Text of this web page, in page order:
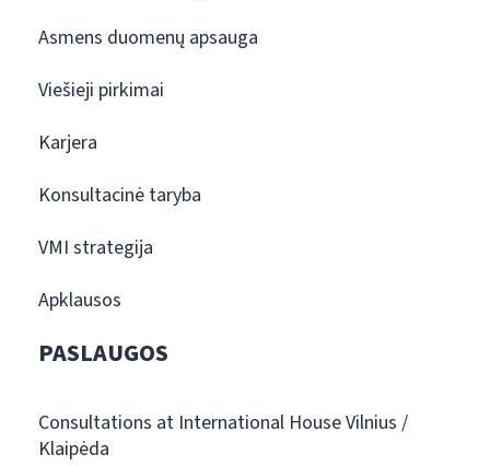
Asmens duomenų apsauga
Viešieji pirkimai
Karjera
Konsultacinė taryba
VMI strategija
Apklausos
PASLAUGOS
Consultations at International House Vilnius /
Klaipėda